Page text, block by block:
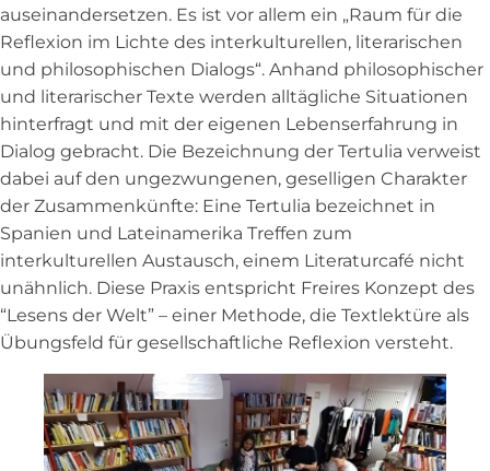
auseinandersetzen. Es ist vor allem ein „Raum für die
Reflexion im Lichte des interkulturellen, literarischen
und philosophischen Dialogs“. Anhand philosophischer
und literarischer Texte werden alltägliche Situationen
hinterfragt und mit der eigenen Lebenserfahrung in
Dialog gebracht. Die Bezeichnung der Tertulia verweist
dabei auf den ungezwungenen, geselligen Charakter
der Zusammenkünfte: Eine Tertulia bezeichnet in
Spanien und Lateinamerika Treffen zum
interkulturellen Austausch, einem Literaturcafé nicht
unähnlich. Diese Praxis entspricht Freires Konzept des
“Lesens der Welt” – einer Methode, die Textlektüre als
Übungsfeld für gesellschaftliche Reflexion versteht.